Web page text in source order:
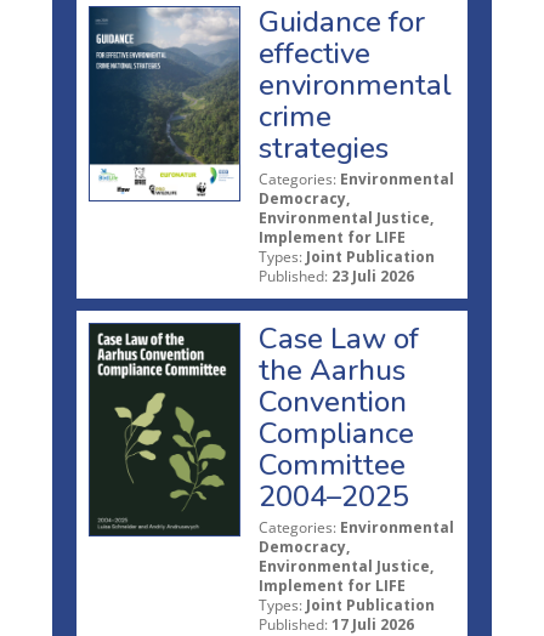
Guidance for
effective
environmental
crime
strategies
Categories: Environmental
Democracy,
Environmental Justice,
Implement for LIFE
Types: Joint Publication
Published: 23 Juli 2026
Case Law of
the Aarhus
Convention
Compliance
Committee
2004–2025
Categories: Environmental
Democracy,
Environmental Justice,
Implement for LIFE
Types: Joint Publication
Published: 17 Juli 2026